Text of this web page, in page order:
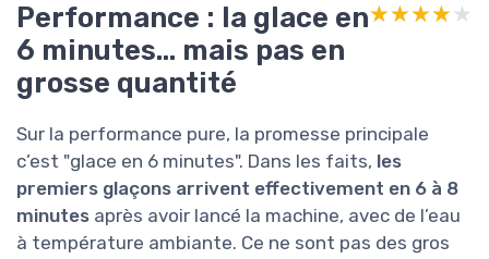
Performance : la glace en
6 minutes… mais pas en
grosse quantité
★★★★★
★★★★★
Sur la performance pure, la promesse principale
c’est "glace en 6 minutes". Dans les faits, les
premiers glaçons arrivent effectivement en 6 à 8
minutes après avoir lancé la machine, avec de l’eau
à température ambiante. Ce ne sont pas des gros